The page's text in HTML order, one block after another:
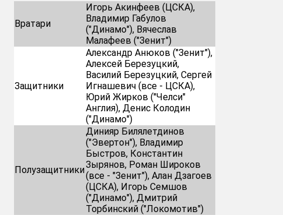
Вратари
Игорь Акинфеев (ЦСКА),
Владимир Габулов
("Динамо"), Вячеслав
Малафеев ("Зенит")
Защитники
Александр Анюков ("Зенит"),
Алексей Березуцкий,
Василий Березуцкий, Сергей
Игнашевич (все - ЦСКА),
Юрий Жирков ("Челси"
Англия), Денис Колодин
("Динамо")
Полузащитники
Динияр Билялетдинов
("Эвертон"), Владимир
Быстров, Константин
Зырянов, Роман Широков
(все - "Зенит"), Алан Дзагоев
(ЦСКА), Игорь Семшов
("Динамо"), Дмитрий
Торбинский ("Локомотив")